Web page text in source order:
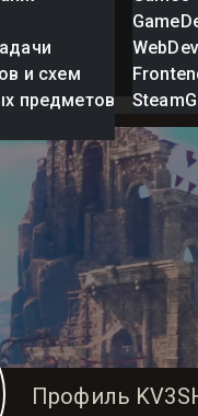
и схем
предметов
WebDev
Профиль